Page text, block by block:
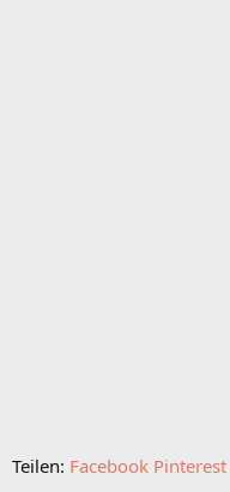
Teilen: Facebook Pinterest